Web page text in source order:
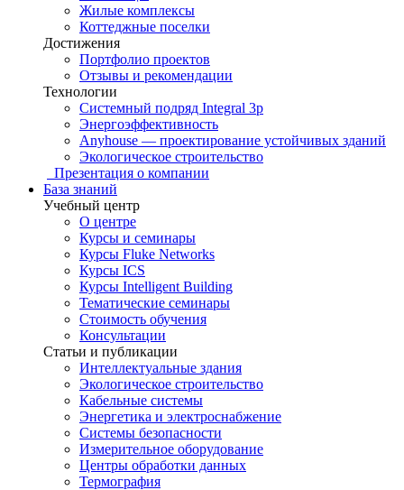
Жилые комплексы
Коттеджные поселки
Достижения
Портфолио проектов
Отзывы и рекомендации
Технологии
Системный подряд Integral 3p
Энергоэффективность
Anyhouse — проектирование устойчивых зданий
Экологическое строительство
Презентация о компании
База знаний
Учебный центр
О центре
Курсы и семинары
Курсы Fluke Networks
Курсы ICS
Курсы Intelligent Building
Тематические семинары
Стоимость обучения
Консультации
Статьи и публикации
Интеллектуальные здания
Экологическое строительство
Кабельные системы
Энергетика и электроснабжение
Системы безопасности
Измерительное оборудование
Центры обработки данных
Термография